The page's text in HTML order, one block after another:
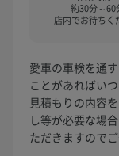
約30分～60
店内でお待ちく
愛車の車検を通
ことがあればい
見積もりの内容
し等が必要な場
ただきますので